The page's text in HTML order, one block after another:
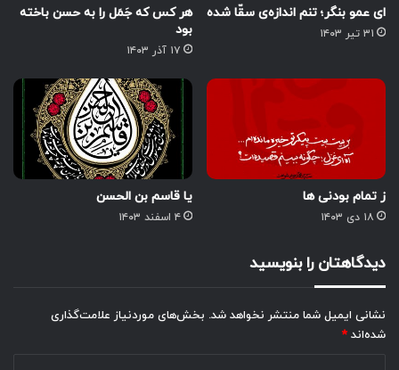
ای عمو بنگر؛ تنم اندازه‌ی سقّا شده
۳۱ تیر ۱۴۰۳
هر کس که جَمَل را به حسن باخته
بود
۱۷ آذر ۱۴۰۳
ز تمام بودنی ها
۱۸ دی ۱۴۰۳
یا قاسم بن الحسن
۴ اسفند ۱۴۰۳
دیدگاهتان را بنویسید
نشانی ایمیل شما منتشر نخواهد شد. بخش‌های موردنیاز علامت‌گذاری
شده‌اند *